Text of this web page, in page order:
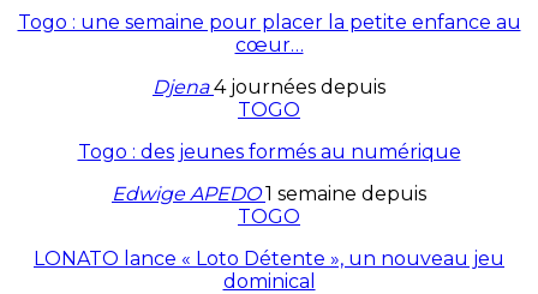
Togo : une semaine pour placer la petite enfance au
cœur…
Djena4 journées depuis
TOGO
Togo : des jeunes formés au numérique
Edwige APEDO1 semaine depuis
TOGO
LONATO lance « Loto Détente », un nouveau jeu
dominical